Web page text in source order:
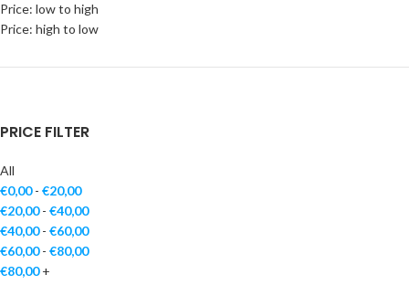
Price: low to high
Price: high to low
PRICE FILTER
All
€0,00- €20,00
€20,00- €40,00
€40,00- €60,00
€60,00- €80,00
€80,00+